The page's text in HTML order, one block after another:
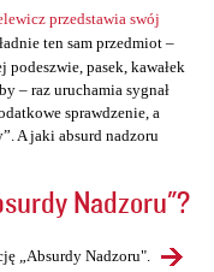
przedstawia swój
ten sam przedmiot –
podeszwie, pasek, kawałek
– raz uruchamia sygnał
sprawdzenie, a
A jaki absurd nadzoru
Nadzoru"?
„Absurdy Nadzoru".